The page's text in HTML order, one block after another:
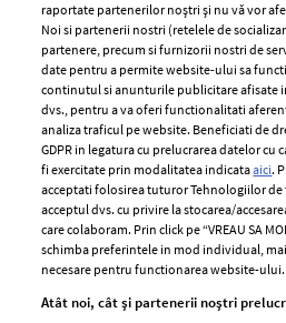
Paris Fashion Week –
(IV)
ALEXANDER MCQUEEN 05
Descopera colectiile
Kenzo, Celine si alte case de
Week!
+ MAI MULTE
raportate partenerilor noștri și nu vă vor
Noi si partenerii nostri (retelele de
partenere, precum si furnizorii nostri de
date pentru a permite website-ului sa
continutul si anunturile publicitare afisate
dvs., pentru a va oferi functionalitati
analiza traficul pe website. Beneficiati de
GDPR in legatura cu prelucrarea datelor
fi exercitate prin modalitatea indicataaici.
acceptati folosirea tuturor Tehnologiilor
acceptul dvs. cu privire la stocarea/
care colaboram. Prin click pe “VREAU SA
schimba preferintele in mod individual,
necesare pentru functionarea website-ului.
Atât noi, cât și partenerii noștri